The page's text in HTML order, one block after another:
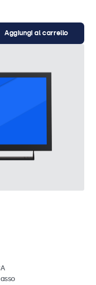
Aggiungi al carrello